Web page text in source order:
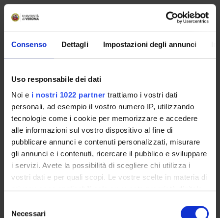
Consenso Dettagli Impostazioni degli annunci
Uso responsabile dei dati
Noi e i nostri 1022 partner trattiamo i vostri dati
personali, ad esempio il vostro numero IP, utilizzando
tecnologie come i cookie per memorizzare e accedere
alle informazioni sul vostro dispositivo al fine di
pubblicare annunci e contenuti personalizzati, misurare
gli annunci e i contenuti, ricercare il pubblico e sviluppare
i servizi. Avete la possibilità di scegliere chi utilizza i
vostri dati e per quali scopi. Le vostre scelte in materia di
privacy sono applicabili solo su questa proprietà digitale
modificare o revocare il proprio consenso in qualsiasi
delNecessari
Enrolment Policy
Academic Calendar
Lesson timetable
Degree Programme
Exam calendar
Notices
Thesis and internship proposals
Governing bodies
Faculty staff
Scholarships and Grants